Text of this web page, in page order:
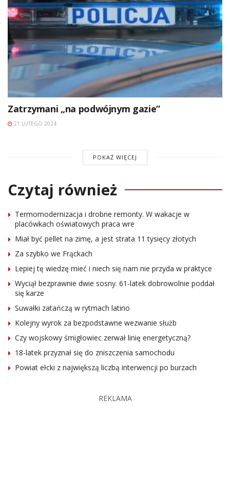
Zatrzymani „na podwójnym gazie”
21 LUTEGO 2024
POKAŻ WIĘCEJ
Czytaj również
Termomodernizacja i drobne remonty. W wakacje w
placówkach oświatowych praca wre
Miał być pellet na zimę, a jest strata 11 tysięcy złotych
Za szybko we Frąckach
Lepiej tę wiedzę mieć i niech się nam nie przyda w praktyce
Wyciął bezprawnie dwie sosny. 61-latek dobrowolnie poddał
się karze
Suwałki zatańczą w rytmach latino
Kolejny wyrok za bezpodstawne wezwanie służb
Czy wojskowy śmigłowiec zerwał linię energetyczną?
18-latek przyznał się do zniszczenia samochodu
Powiat ełcki z największą liczbą interwencji po burzach
REKLAMA